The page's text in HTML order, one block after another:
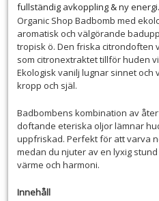
fullständig avkoppling & ny energi.
Organic Shop Badbomb med
aromatisk och välgörande
tropisk ö. Den friska citrondoften
som citronextraktet tillför huden
Ekologisk vanilj lugnar sinnet
kropp och själ.
Badbombens kombination av
doftande eteriska oljor lämnar
uppfriskad. Perfekt för att varva
medan du njuter av en lyxig
värme och harmoni.
Innehåll